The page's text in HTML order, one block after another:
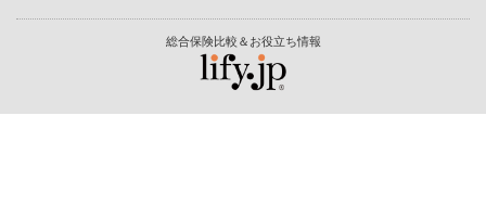
総合保険比較＆お役立ち情報